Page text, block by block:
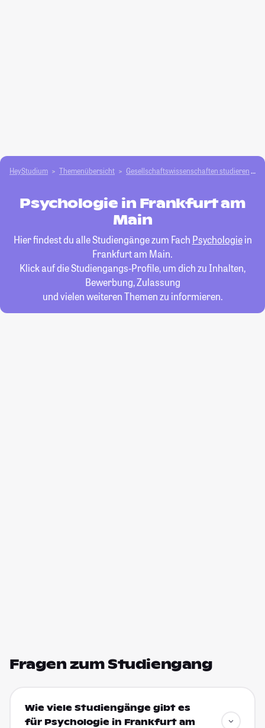
HeyStudium Themenübersicht Gesellschafts­­wissenschaften studieren
Psychologie in Frankfurt am
Main
Hier findest du alle Studiengänge zum Fach Psychologiein
Frankfurt am Main.
Klick auf die Studiengangs-Profile, um dich zu Inhalten,
Bewerbung, Zulassung
und vielen weiteren Themen zu informieren.
Fragen zum Studiengang
Wie viele Studiengänge gibt es
für Psychologie in Frankfurt am